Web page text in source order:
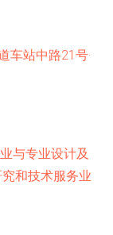
车站中路21号·
与专业设计及
和技术服务业